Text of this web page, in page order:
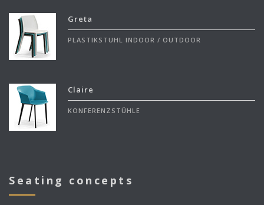
Greta
PLASTIKSTUHL INDOOR / OUTDOOR
Claire
KONFERENZSTÜHLE
Seating concepts